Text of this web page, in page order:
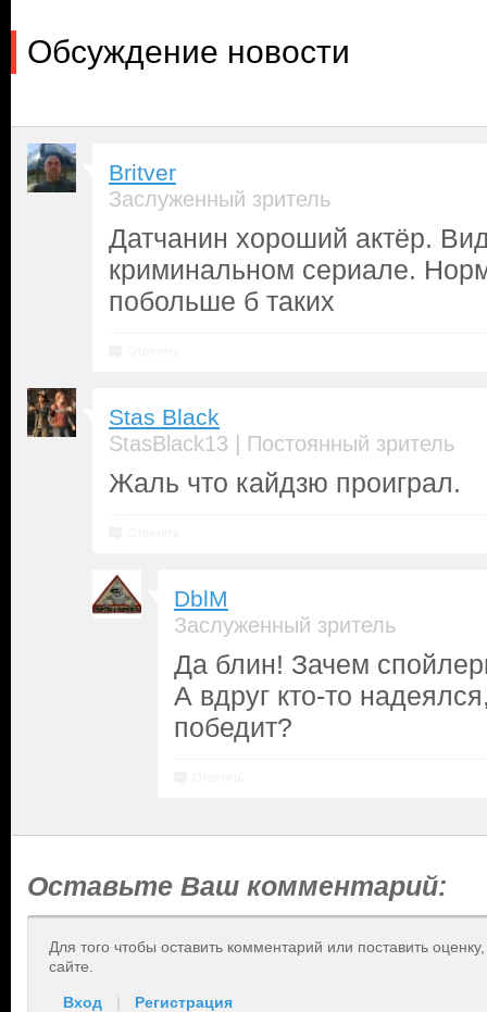
Обсуждение новости
Britver
Заслуженный зритель
Датчанин хороший актёр.
криминальном сериале.
побольше б таких
Stas Black
StasBlack13 | Постоянный зритель
Жаль что кайдзю проиграл.
DblM
Заслуженный зритель
Да блин! Зачем
А вдруг кто-то
победит?
Оставьте Ваш комментарий:
Для того чтобы оставить комментарий или поставить
сайте.
Вход | Регистрация